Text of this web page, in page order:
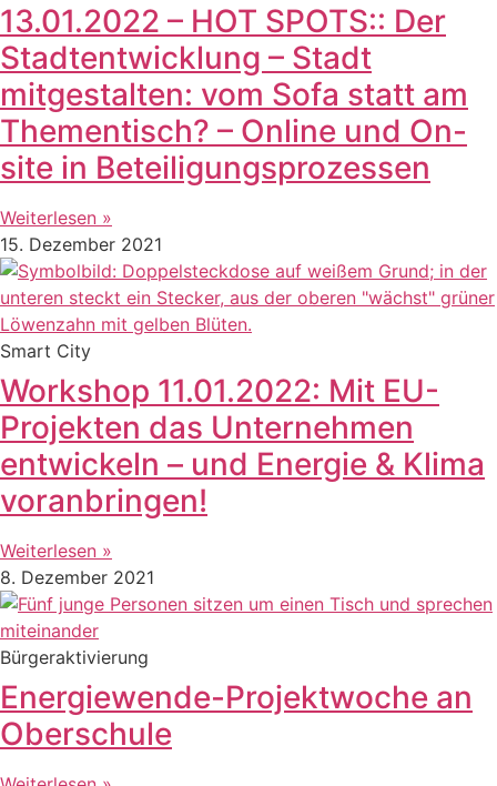
13.01.2022 – HOT SPOTS:: Der
Stadtentwicklung – Stadt
mitgestalten: vom Sofa statt am
Thementisch? – Online und On-
site in Beteiligungsprozessen
Weiterlesen »
15. Dezember 2021
Smart City
Workshop 11.01.2022: Mit EU-
Projekten das Unternehmen
entwickeln – und Energie & Klima
voranbringen!
Weiterlesen »
8. Dezember 2021
Bürgeraktivierung
Energiewende-Projektwoche an
Oberschule